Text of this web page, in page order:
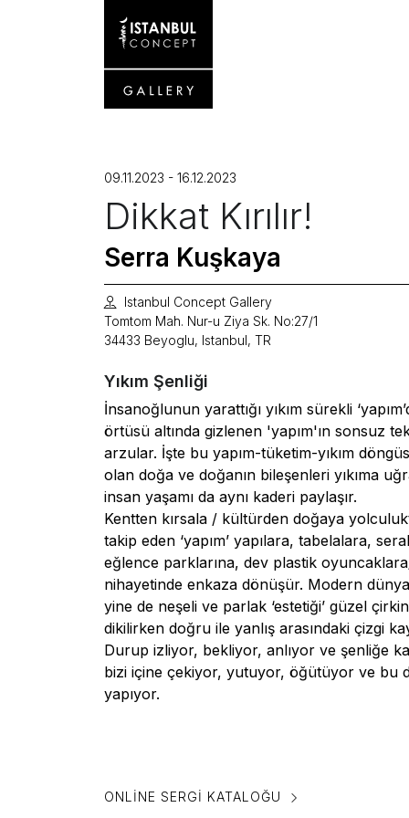
09.11.2023 - 16.12.2023
Dikkat Kırılır!
Serra Kuşkaya
Istanbul Concept Gallery
Tomtom Mah. Nur-u Ziya Sk. No:27/1
34433 Beyoglu, Istanbul, TR
Yıkım Şenliği
İnsanoğlunun yarattığı yıkım sürekli
örtüsü altında gizlenen 'yapım'ın sonsuz
arzular. İşte bu yapım-tüketim-yıkım
olan doğa ve doğanın bileşenleri yıkıma
insan yaşamı da aynı kaderi paylaşır.
Kentten kırsala / kültürden doğaya
takip eden ‘yapım’ yapılara, tabelalara,
eğlence parklarına, dev plastik
nihayetinde enkaza dönüşür. Modern
yine de neşeli ve parlak ‘estetiği’ güzel
dikilirken doğru ile yanlış arasındaki çizgi
Durup izliyor, bekliyor, anlıyor ve şenliğe
bizi içine çekiyor, yutuyor, öğütüyor ve bu
yapıyor.
ONLINE SERGI KATALOĞU